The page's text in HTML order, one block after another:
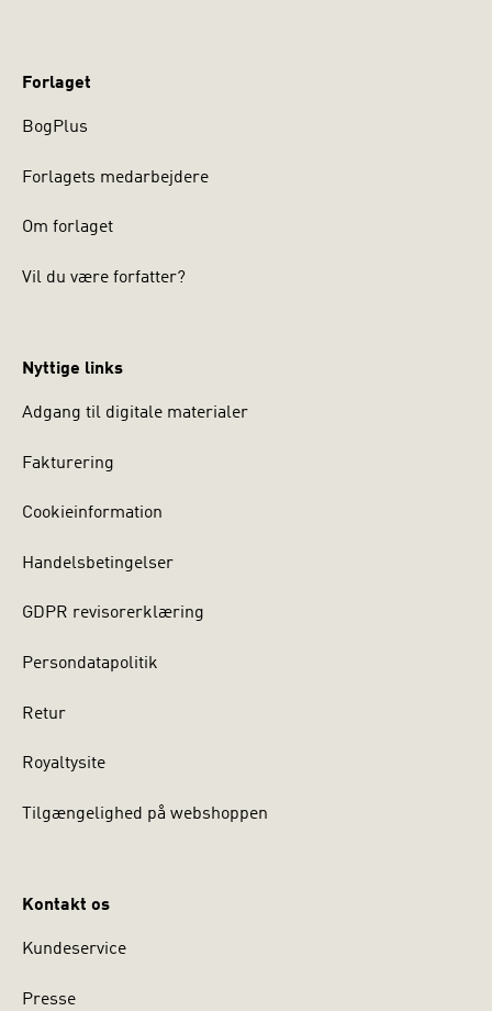
Forlaget
BogPlus
Forlagets medarbejdere
Om forlaget
Vil du være forfatter?
Nyttige links
Adgang til digitale materialer
Fakturering
Cookieinformation
Handelsbetingelser
GDPR revisorerklæring
Persondatapolitik
Retur
Royaltysite
Tilgængelighed på webshoppen
Kontakt os
Kundeservice
Presse